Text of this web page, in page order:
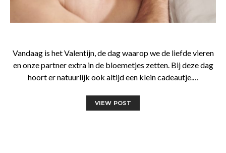
Vandaag is het Valentijn, de dag waarop we de liefde vieren
en onze partner extra in de bloemetjes zetten. Bij deze dag
hoort er natuurlijk ook altijd een klein cadeautje.…
VIEW POST